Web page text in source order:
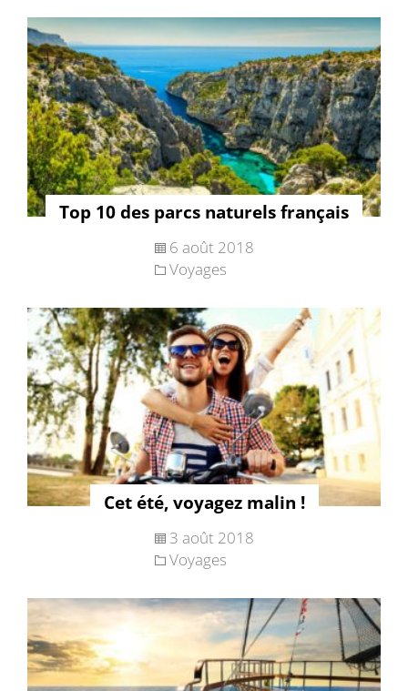
Top 10 des parcs naturels français
6 août 2018
Voyages
Cet été, voyagez malin !
3 août 2018
Voyages